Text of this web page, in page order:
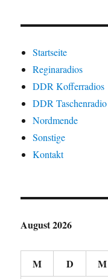
Startseite
Reginaradios
DDR Kofferradios
DDR Taschenradio
Nordmende
Sonstige
Kontakt
August 2026
M D M